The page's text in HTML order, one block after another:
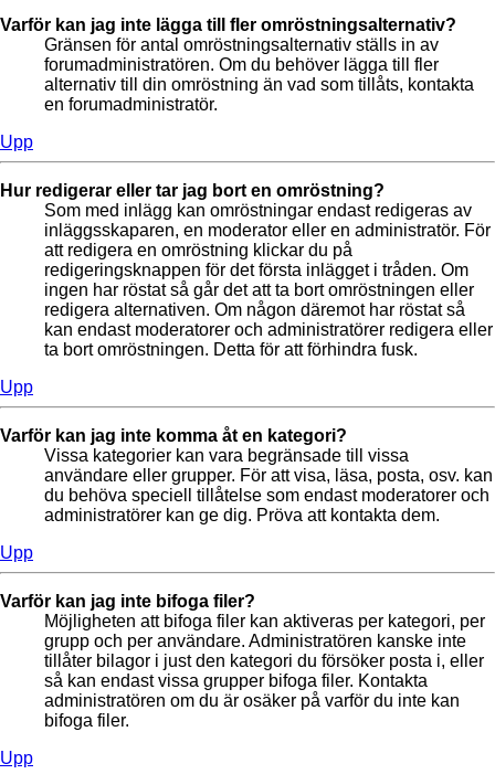
Varför kan jag inte lägga till fler omröstningsalternativ?
Gränsen för antal omröstningsalternativ ställs in av
forumadministratören. Om du behöver lägga till fler
alternativ till din omröstning än vad som tillåts, kontakta
en forumadministratör.
Upp
Hur redigerar eller tar jag bort en omröstning?
Som med inlägg kan omröstningar endast redigeras av
inläggsskaparen, en moderator eller en administratör. För
att redigera en omröstning klickar du på
redigeringsknappen för det första inlägget i tråden. Om
ingen har röstat så går det att ta bort omröstningen eller
redigera alternativen. Om någon däremot har röstat så
kan endast moderatorer och administratörer redigera eller
ta bort omröstningen. Detta för att förhindra fusk.
Upp
Varför kan jag inte komma åt en kategori?
Vissa kategorier kan vara begränsade till vissa
användare eller grupper. För att visa, läsa, posta, osv. kan
du behöva speciell tillåtelse som endast moderatorer och
administratörer kan ge dig. Pröva att kontakta dem.
Upp
Varför kan jag inte bifoga filer?
Möjligheten att bifoga filer kan aktiveras per kategori, per
grupp och per användare. Administratören kanske inte
tillåter bilagor i just den kategori du försöker posta i, eller
så kan endast vissa grupper bifoga filer. Kontakta
administratören om du är osäker på varför du inte kan
bifoga filer.
Upp